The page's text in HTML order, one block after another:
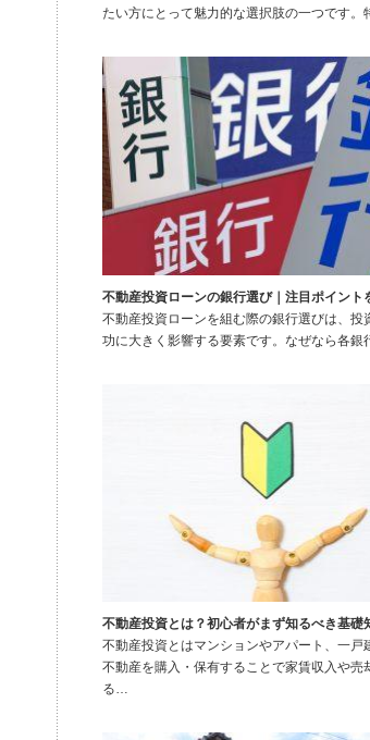
たい方にとって魅力的な選択肢の一つです
不動産投資ローンの銀行選び｜注目ポイント
不動産投資ローンを組む際の銀行選びは、投
功に大きく影響する要素です。なぜなら各銀
不動産投資とは？初心者がまず知るべき基礎
不動産投資とはマンションやアパート、一戸
不動産を購入・保有することで家賃収入や売
る…